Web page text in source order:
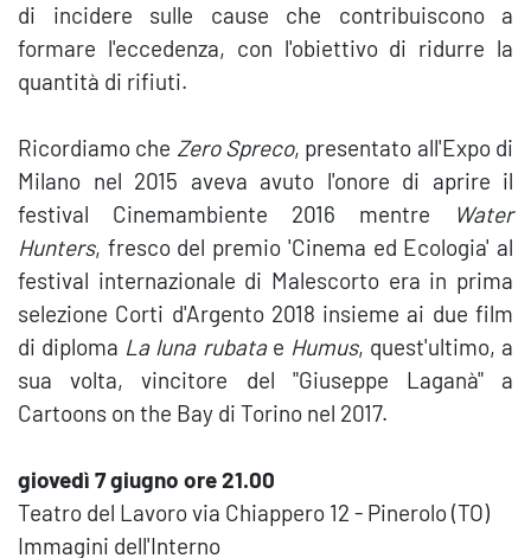
di incidere sulle cause che contribuiscono a
formare l'eccedenza, con l'obiettivo di ridurre la
quantità di rifiuti.
Ricordiamo che Zero Spreco, presentato all'Expo di
Milano nel 2015 aveva avuto l'onore di aprire il
festival Cinemambiente 2016 mentre
Water
Hunters, fresco del premio 'Cinema ed Ecologia' al
festival internazionale di Malescorto era in prima
selezione Corti d'Argento 2018 insieme ai due film
di diploma La luna rubatae Humus, quest'ultimo, a
sua volta, vincitore del "Giuseppe Laganà" a
Cartoons on the Bay di Torino nel 2017.
giovedì 7 giugno ore 21.00
Teatro del Lavoro via Chiappero 12 - Pinerolo (TO)
Immagini dell'Interno